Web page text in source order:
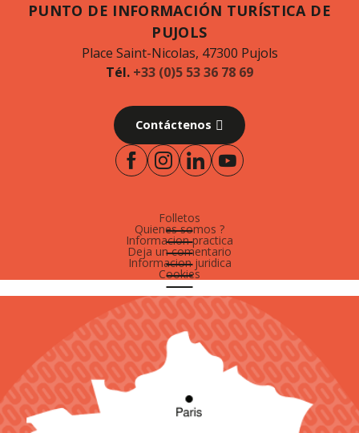
PUNTO DE INFORMACIÓN TURÍSTICA DE
PUJOLS
Place Saint-Nicolas, 47300 Pujols
Tél. +33 (0)5 53 36 78 69
Contáctenos
Folletos
Quienes somos ?
Informacion practica
Deja un comentario
Informacion juridica
Cookies